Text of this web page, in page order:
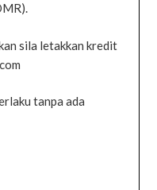
sila letakkan kredit
tanpa ada